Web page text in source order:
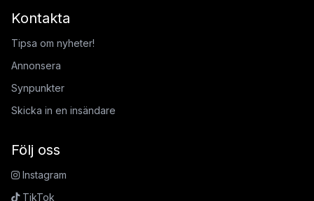
Kontakta
Tipsa om nyheter!
Annonsera
Synpunkter
Skicka in en insändare
Följ oss
Instagram
TikTok